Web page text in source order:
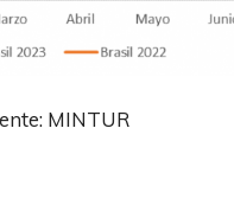
MINTUR